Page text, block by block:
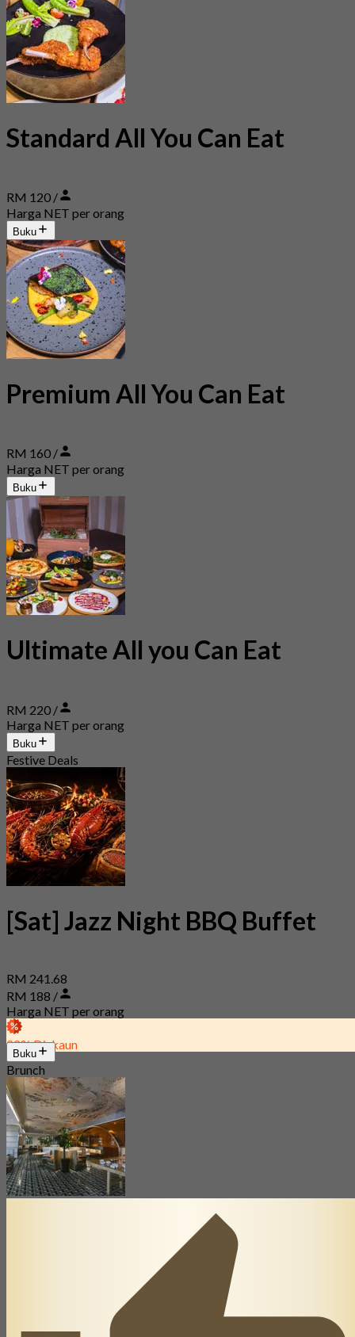
Standard All You Can Eat
RM 120 /
Harga NET per orang
Buku
Premium All You Can Eat
RM 160 /
Harga NET per orang
Buku
Ultimate All you Can Eat
RM 220 /
Harga NET per orang
Buku
Festive Deals
[Sat] Jazz Night BBQ Buffet
RM 241.68
RM 188 /
Harga NET per orang
22% Diskaun
Buku
Brunch